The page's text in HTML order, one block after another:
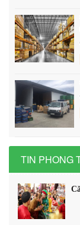
TIN PHONG